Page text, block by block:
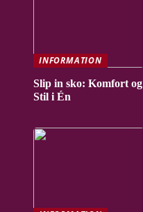
INFORMATION
Slip in sko: Komfort og
Stil i Én